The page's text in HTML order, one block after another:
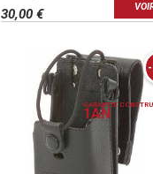
30,00 €
GARANTIE
1AN